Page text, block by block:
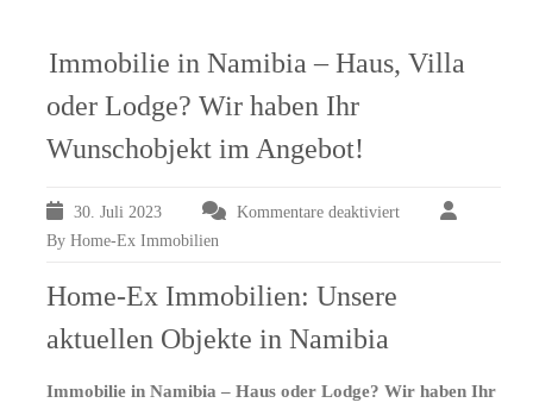
Immobilie in Namibia – Haus, Villa
oder Lodge? Wir haben Ihr
Wunschobjekt im Angebot!
30. Juli 2023 Kommentare deaktiviertfür
oder
By Home-Ex Immobilien
Home-Ex Immobilien: Unsere
aktuellen Objekte in Namibia
Immobilie in Namibia – Haus oder Lodge? Wir haben Ihr